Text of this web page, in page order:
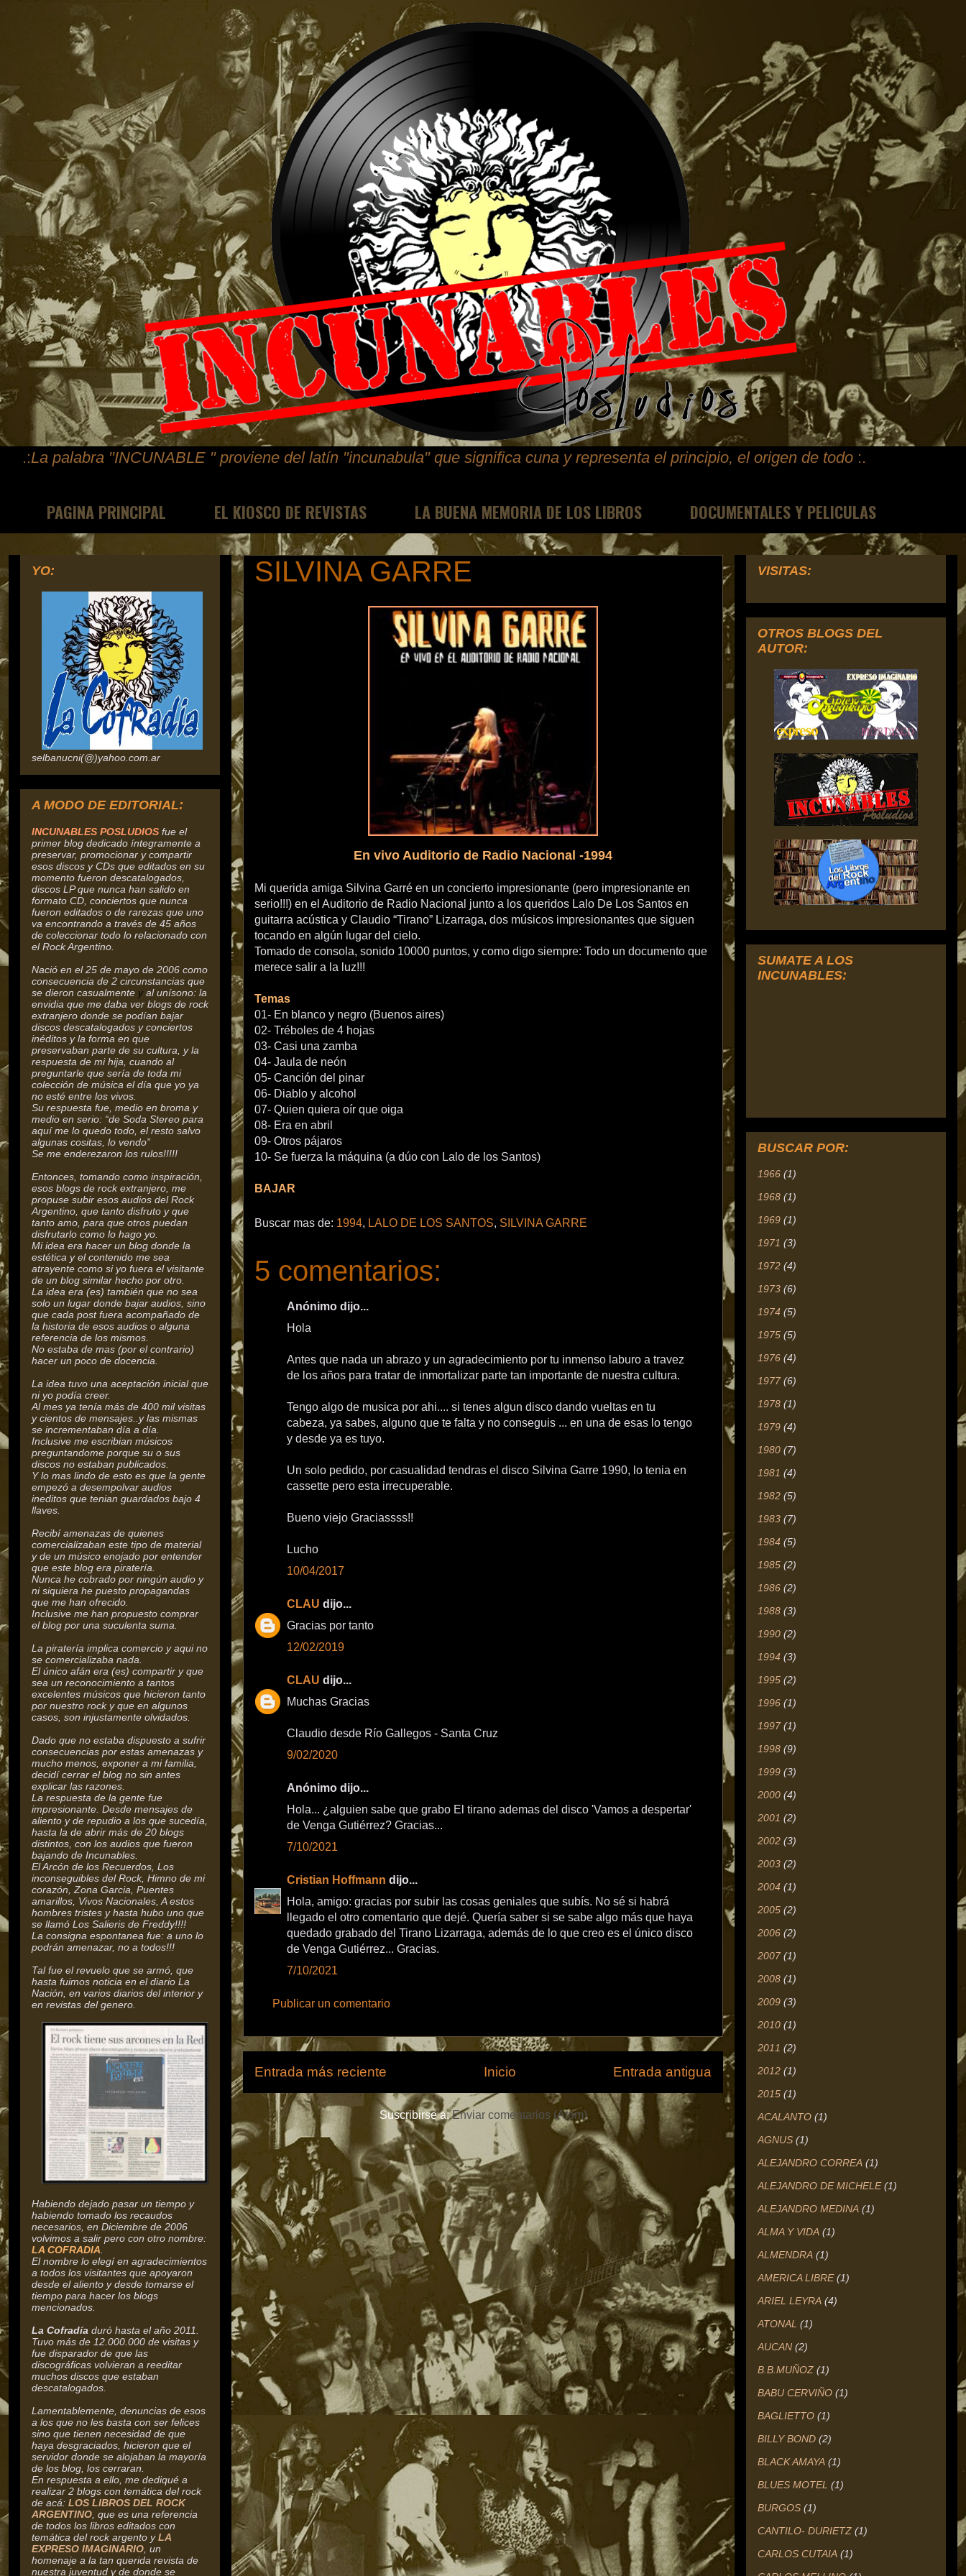
.:La palabra "INCUNABLE " proviene del latín "incunabula" que significa cuna y representa el principio, el origen de todo :.
PAGINA PRINCIPAL EL KIOSCO DE REVISTAS LA BUENA MEMORIA DE LOS LIBROS DOCUMENTALES Y PELICULAS
SILVINA GARRE
En vivo Auditorio de Radio Nacional -1994
Mi querida amiga Silvina Garré en un concierto impresionante (pero impresionante en
serio!!!) en el Auditorio de Radio Nacional junto a los queridos Lalo De Los Santos en
guitarra acústica y Claudio “Tirano” Lizarraga, dos músicos impresionantes que siguen
tocando en algún lugar del cielo.
Tomado de consola, sonido 10000 puntos, y como digo siempre: Todo un documento que
merece salir a la luz!!!
Temas
01- En blanco y negro (Buenos aires)
02- Tréboles de 4 hojas
03- Casi una zamba
04- Jaula de neón
05- Canción del pinar
06- Diablo y alcohol
07- Quien quiera oír que oiga
08- Era en abril
09- Otros pájaros
10- Se fuerza la máquina (a dúo con Lalo de los Santos)
BAJAR
Buscar mas de: 1994, LALO DE LOS SANTOS, SILVINA GARRE
5 comentarios:
Anónimo dijo...
Hola
Antes que nada un abrazo y un agradecimiento por tu inmenso laburo a travez
de los años para tratar de inmortalizar parte tan importante de nuestra cultura.
Tengo algo de musica por ahi.... si tenes algun disco dando vueltas en tu
cabeza, ya sabes, alguno que te falta y no conseguis ... en una de esas lo tengo
y desde ya es tuyo.
Un solo pedido, por casualidad tendras el disco Silvina Garre 1990, lo tenia en
cassette pero esta irrecuperable.
Bueno viejo Graciassss!!
Lucho
10/04/2017
CLAU dijo...
Gracias por tanto
12/02/2019
CLAU dijo...
Muchas Gracias
Claudio desde Río Gallegos - Santa Cruz
9/02/2020
Anónimo dijo...
Hola... ¿alguien sabe que grabo El tirano ademas del disco 'Vamos a despertar'
de Venga Gutiérrez? Gracias...
7/10/2021
Cristian Hoffmann dijo...
Hola, amigo: gracias por subir las cosas geniales que subís. No sé si habrá
llegado el otro comentario que dejé. Quería saber si se sabe algo más que haya
quedado grabado del Tirano Lizarraga, además de lo que creo es el único disco
de Venga Gutiérrez... Gracias.
7/10/2021
Publicar un comentario
Entrada más reciente Entrada antigua
Inicio
Suscribirse a:Enviar comentarios (Atom)
YO:
selbanucni(@)yahoo.com.ar
A MODO DE EDITORIAL:
INCUNABLES POSLUDIOS fue el
primer blog dedicado íntegramente a
preservar, promocionar y compartir
esos discos y CDs que editados en su
momento fueron descatalogados,
discos LP que nunca han salido en
formato CD, conciertos que nunca
fueron editados o de rarezas que uno
va encontrando a través de 45 años
de coleccionar todo lo relacionado con
el Rock Argentino.
Nació en el 25 de mayo de 2006 como
consecuencia de 2 circunstancias que
se dieron casualmente yal unísono: la
envidia que me daba ver blogs de rock
extranjero donde se podían bajar
discos descatalogados y conciertos
inéditos y la forma en que
preservaban parte de su cultura, y la
respuesta de mi hija, cuando al
preguntarle que sería de toda mi
colección de música el día que yo ya
no esté entre los vivos.
Su respuesta fue, medio en broma y
medio en serio: “de Soda Stereo para
aquí me lo quedo todo, el resto salvo
algunas cositas, lo vendo”
Se me enderezaron los rulos!!!!!
Entonces, tomando como inspiración,
esos blogs de rock extranjero, me
propuse subir esos audios del Rock
Argentino, que tanto disfruto y que
tanto amo, para que otros puedan
disfrutarlo como lo hago yo.
Mi idea era hacer un blog donde la
estética y el contenido me sea
atrayente como si yo fuera el visitante
de un blog similar hecho por otro.
La idea era (es) también que no sea
solo un lugar donde bajar audios, sino
que cada post fuera acompañado de
la historia de esos audios o alguna
referencia de los mismos.
No estaba de mas (por el contrario)
hacer un poco de docencia.
La idea tuvo una aceptación inicial que
ni yo podía creer.
Al mes ya tenía más de 400 mil visitas
y cientos de mensajes..y las mismas
se incrementaban día a día.
Inclusive me escribian músicos
preguntandome porque su o sus
discos no estaban publicados.
Y lo mas lindo de esto es que la gente
empezó a desempolvar audios
ineditos que tenian guardados bajo 4
llaves.
Recibí amenazas de quienes
comercializaban este tipo de material
y de un músico enojado por entender
que este blog era piratería.
Nunca he cobrado por ningún audio y
ni siquiera he puesto propagandas
que me han ofrecido.
Inclusive me han propuesto comprar
el blog por una suculenta suma.
La piratería implica comercio y aqui no
se comercializaba nada.
El único afán era (es) compartir y que
sea un reconocimiento a tantos
excelentes músicos que hicieron tanto
por nuestro rock y que en algunos
casos, son injustamente olvidados.
Dado que no estaba dispuesto a sufrir
consecuencias por estas amenazas y
mucho menos, exponer a mi familia,
decidí cerrar el blog no sin antes
explicar las razones.
La respuesta de la gente fue
impresionante. Desde mensajes de
aliento y de repudio a los que sucedía,
hasta la de abrir más de 20 blogs
distintos, con los audios que fueron
bajando de Incunables.
El Arcón de los Recuerdos, Los
inconseguibles del Rock, Himno de mi
corazón, Zona Garcia, Puentes
amarillos, Vivos Nacionales, A estos
hombres tristes y hasta hubo uno que
se llamó Los Salieris de Freddy!!!!
La consigna espontanea fue: a uno lo
podrán amenazar, no a todos!!!
Tal fue el revuelo que se armó, que
hasta fuimos noticia en el diario La
Nación, en varios diarios del interior y
en revistas del genero.
Habiendo dejado pasar un tiempo y
habiendo tomado los recaudos
necesarios, en Diciembre de 2006
volvimos a salir pero con otro nombre:
LA COFRADIA
El nombre lo elegí en agradecimientos
a todos los visitantes que apoyaron
desde el aliento y desde tomarse el
tiempo para hacer los blogs
mencionados.
La Cofradía duró hasta el año 2011.
Tuvo más de 12.000.000 de visitas y
fue disparador de que las
discográficas volvieran a reeditar
muchos discos que estaban
descatalogados.
Lamentablemente, denuncias de esos
a los que no les basta con ser felices
sino que tienen necesidad de que
haya desgraciados, hicieron que el
servidor donde se alojaban la mayoría
de los blog, los cerraran.
En respuesta a ello, me dediqué a
realizar 2 blogs con temática del rock
de acá: LOS LIBROS DEL ROCK
ARGENTINO , que es una referencia
de todos los libros editados con
temática del rock argento yLA
EXPRESO IMAGINARIO , un
homenaje a la tan querida revista de
nuestra juventud y de donde se
VISITAS:
OTROS BLOGS DEL
AUTOR:
SUMATE A LOS
INCUNABLES:
BUSCAR POR:
1966 (1)
1968 (1)
1969 (1)
1971 (3)
1972 (4)
1973 (6)
1974 (5)
1975 (5)
1976 (4)
1977 (6)
1978 (1)
1979 (4)
1980 (7)
1981 (4)
1982 (5)
1983 (7)
1984 (5)
1985 (2)
1986 (2)
1988 (3)
1990 (2)
1994 (3)
1995 (2)
1996 (1)
1997 (1)
1998 (9)
1999 (3)
2000 (4)
2001 (2)
2002 (3)
2003 (2)
2004 (1)
2005 (2)
2006 (2)
2007 (1)
2008 (1)
2009 (3)
2010 (1)
2011 (2)
2012 (1)
2015 (1)
ACALANTO (1)
AGNUS (1)
ALEJANDRO CORREA (1)
ALEJANDRO DE MICHELE (1)
ALEJANDRO MEDINA (1)
ALMA Y VIDA (1)
ALMENDRA (1)
AMERICA LIBRE (1)
ARIEL LEYRA (4)
ATONAL (1)
AUCAN (2)
B.B.MUÑOZ (1)
BABU CERVIÑO (1)
BAGLIETTO (1)
BILLY BOND (2)
BLACK AMAYA (1)
BLUES MOTEL (1)
BURGOS (1)
CANTILO- DURIETZ (1)
CARLOS CUTAIA (1)